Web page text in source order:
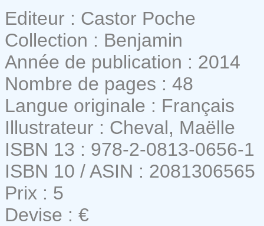
Editeur : Castor Poche
Collection : Benjamin
Année de publication : 2014
Nombre de pages : 48
Langue originale : Français
Illustrateur : Cheval, Maëlle
ISBN 13 : 978-2-0813-0656-1
ISBN 10 / ASIN : 2081306565
Prix : 5
Devise : €